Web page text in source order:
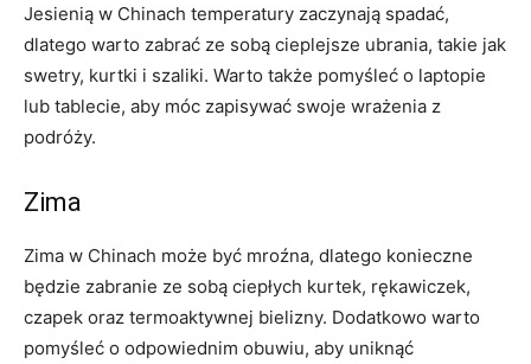
Jesienią w Chinach temperatury zaczynają spadać, ​
dlatego‌ warto‌ zabrać ⁤ze sobą cieplejsze ⁤ubrania, takie‍ jak
​swetry, kurtki i szaliki. Warto także pomyśleć o laptopie
lub tablecie,‍ aby móc zapisywać swoje ‍wrażenia z
podróży.
Zima
Zima w Chinach‌ może być mroźna,⁣ dlatego konieczne
⁢będzie zabranie ze sobą ciepłych​ kurtek, ⁤rękawiczek,
⁤czapek oraz⁤ termoaktywnej bielizny. Dodatkowo warto
pomyśleć o odpowiednim obuwiu, aby uniknąć